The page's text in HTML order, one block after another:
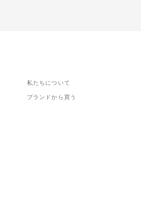
私たちについて
ブランドから買う